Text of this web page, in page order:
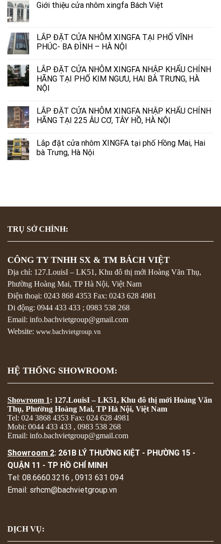
Giới thiệu cửa nhôm xingfa Bách Việt
LẮP ĐẶT CỬA NHÔM XINGFA TẠI PHỐ VĨNH
PHÚC- BA ĐÌNH – HÀ NỘI
LẮP ĐẶT CỬA NHÔM XINGFA NHẬP KHẨU CHÍNH
HÃNG TẠI PHỐ KIM NGƯU, HAI BÀ TRƯNG, HÀ
NỘI
LẮP ĐẶT CỬA NHÔM XINGFA NHẬP KHẨU CHÍNH
HÃNG TẠI 225 ÂU CƠ, TÂY HỒ, HÀ NỘI
Lắp đặt cửa nhôm XINGFA tại phố Hồng Mai, Hai
bà Trưng, Hà Nội
TRỤ SỞ CHÍNH:
CÔNG TY TNHH SX & TM BÁCH VIỆT
Địa chỉ: 127.LouisI – LK51, Khu đô thị mới Hoàng Văn Thụ,
Phường Hoàng Mai, TP Hà Nội, Việt Nam
Điện thoại: 0243 868 4353 Fax: 0243 628 4981
Di động: 0944 433 433 ; 0983 538 268
Email: info.bachvietgroup@gmail.com
Website: www.bachvietgroup.vn
HỆ THỐNG SHOWROOM:
Showroom 1: 127.LouisI – LK51, Khu đô thị mới Hoàng Văn
Thụ, Phường Hoàng Mai, TP Hà Nội, Việt Nam
Tel: 024 3868 4353 Fax: 024 628 4981
Mobi: 0044 433 433 , 0983 538 268
Email: info.bachvietgroup@gmail.com
Showroom 2: 261B LÝ THƯỜNG KIỆT - PHƯỜNG 15 -
QUẬN 11 - TP HỒ CHÍ MINH
Tel: 08.6660.3216 , 0913 631 094
Email: srhcm@bachvietgroup.vn
DỊCH VỤ: